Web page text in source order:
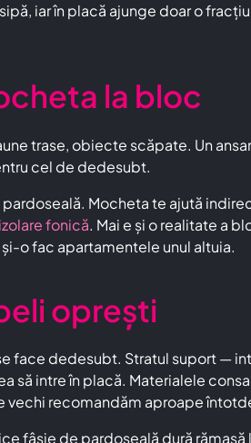
iar în placă ajunge doar o
la bloc
trase, obiecte scăpate. Un
cel de dedesubt.
Mocheta te ajută
fonică. Mai e și o realitate a
o fac apartamentele unul altuia.
oprești
face dedesubt. Stratul suport —
să intre în placă. Materialele
recomandăm aproape
fâșie de pardoseală dură